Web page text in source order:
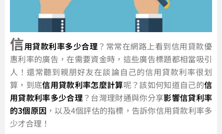
信用貸款利率多少合理？常常在網路上看到信用貸款優
惠利率的廣告，在需要資金時，這些廣告標題都相當吸引
人！還常聽到親朋好友在談論自己的信用貸款利率很划
算，到底信用貸款利率怎麼計算呢？該如何知道自己的信
用貸款利率多少合理？台灣理財通與你分享影響信貸利率
的3個原因 ，以及4個評估的指標，告訴你信用貸款利率多
少才合理！